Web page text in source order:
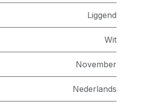
Liggend
Wit
November
Nederlands